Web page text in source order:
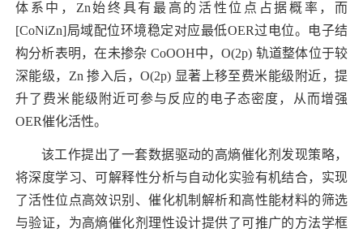
体系中， Zn始终具有最高的活性位点占据概率，而
[CoNiZn]局域配位环境稳定对应最低OER过电位。电子结
构分析表明，在未掺杂 CoOOH中，O(2p) 轨道整体位于较
深能级， Zn掺入后，O(2p) 显著上移至费米能级附近，提
升了费米能级附近可参与反应的电子态密度，从而增强
OER催化活性。
该工作提出了一套数据驱动的高熵催化剂发现策略，
将深度学习、可解释性分析与自动化实验有机结合，实现
了活性位点高效识别、催化机制解析和高性能材料的筛选
与验证，为高熵催化剂理性设计提供了可推广的方法学框